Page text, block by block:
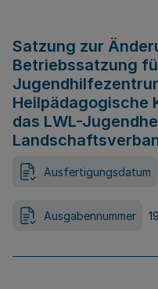
Satzung zur
Betriebssatzung
Heilpädagogische
das LWL-
Ausfertigungsdatum
Ausgabennummer